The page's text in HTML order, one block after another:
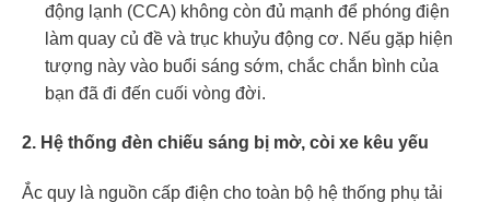
động lạnh (CCA) không còn đủ mạnh để phóng điện
làm quay củ đề và trục khuỷu động cơ. Nếu gặp hiện
tượng này vào buổi sáng sớm, chắc chắn bình của
bạn đã đi đến cuối vòng đời.
2. Hệ thống đèn chiếu sáng bị mờ, còi xe kêu yếu
Ắc quy là nguồn cấp điện cho toàn bộ hệ thống phụ tải